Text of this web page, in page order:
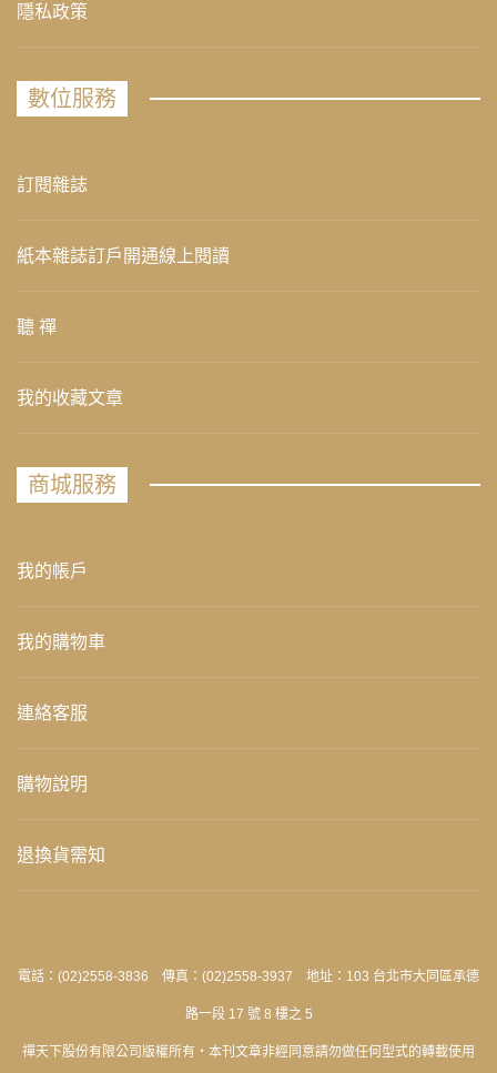
隱私政策
數位服務
訂閱雜誌
紙本雜誌訂戶開通線上閱讀
聽 禪
我的收藏文章
商城服務
我的帳戶
我的購物車
連絡客服
購物說明
退換貨需知
電話：(02)2558-3836 傳真：(02)2558-3937 地址：103 台北市大同區承德
路一段 17 號 8 樓之 5
禪天下股份有限公司版權所有‧本刊文章非經同意請勿做任何型式的轉載使用